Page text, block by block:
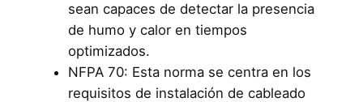
sean capaces de detectar la presencia
de humo y calor en tiempos
optimizados.
NFPA 70: Esta norma se centra en los
requisitos de instalación de cableado